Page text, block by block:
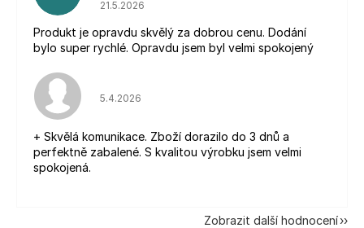
21.5.2026
Produkt je opravdu skvělý za dobrou cenu. Dodání
bylo super rychlé. Opravdu jsem byl velmi spokojený
Hodnocení obchodu je 5 z 5 hvězdiček.
5.4.2026
+ Skvělá komunikace. Zboží dorazilo do 3 dnů a
perfektně zabalené. S kvalitou výrobku jsem velmi
spokojená.
Zobrazit další hodnocení